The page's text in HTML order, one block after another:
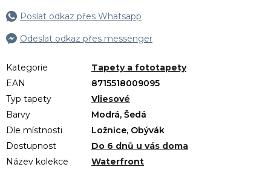
Poslat odkaz přes Whatsapp
Odeslat odkaz přes messenger
Kategorie
Tapety a fototapety
EAN
8715518009095
Typ tapety
Vliesové
Barvy
Modrá, Šedá
Dle místnosti
Ložnice, Obývák
Dostupnost
Do 6 dnů u vás doma
Název kolekce
Waterfront